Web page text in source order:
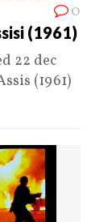
0
(1961)
22 dec
(1961)